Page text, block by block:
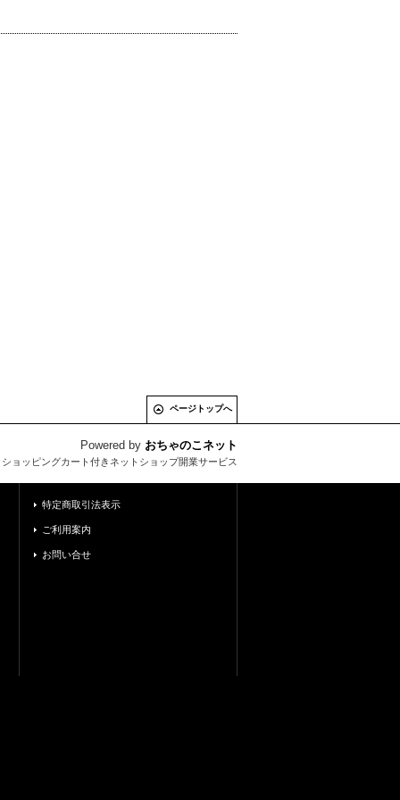
ページトップへ
Powered by おちゃのこネット
ョッピングカート付きネットショップ開業サービス
特定商取引法表示
ご利用案内
お問い合せ